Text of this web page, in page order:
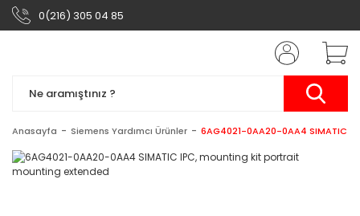
0(216) 305 04 85
Anasayfa Siemens Yardımcı Ürünler 6AG4021-0AA20-0AA4 SIMATIC